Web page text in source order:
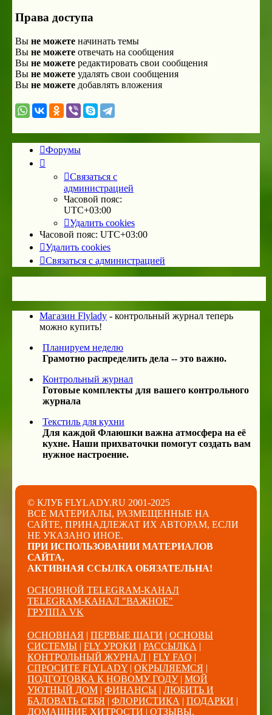
Права доступа
Вы не можете начинать темы
Вы не можете отвечать на сообщения
Вы не можете редактировать свои сообщения
Вы не можете удалять свои сообщения
Вы не можете добавлять вложения
Форумы
Связаться с
администрацией
Часовой пояс:
UTC+03:00
Удалить cookies
Часовой пояс: UTC+03:00
Удалить cookies
Связаться с администрацией
Магазин Flylady - контрольный журнал теперь
можно купить!
Планируем неделю
Грамотно распределить дела -- это важно.
Контрольный журнал
Готовые комплекты для вашего контрольного
журнала
Текстиль для кухни
Для каждой Флаюшки важна атмосфера на её
кухне. Наши прихваточки помогут создать вам
нужное настроение.
© КЛУБ FLYLADY.RU 2001-2025
ВСЕ МАТЕРИАЛЫ, РАЗМЕЩЕННЫЕ НА
САЙТЕ, ПРИНАДЛЕЖАТ ИХ АВТОРАМ, ЕСЛИ
НЕ УКАЗАНО ИНОЕ.
ПРИ ИСПОЛЬЗОВАНИИ МАТЕРИАЛОВ
САЙТА,
АКТИВНАЯ ССЫЛКА ОБЯЗАТЕЛЬНА!
ОСНОВНОЙ TELEGRAM-КАНАЛ
TELEGRAM-КАНАЛ "ВАЖНОЕ"
ГРУППА VK
ОСНОВНАЯ | ПЕРВЫЕ ШАГИ | ОСНОВЫ
СИСТЕМЫ | FLY УРОКИ | РАССЫЛКА |
КОНТРОЛЬНЫЙ ЖУРНАЛ | FLY FAQ |
СПРОСИТЕ FLYLADY | ОКРЫЛЯЕМСЯ |
ПОДГОТОВКА К НОВОМУ ГОДУ| МОЙ
УЮТНЫЙ ДОМ | ФИНАНСЫ | ЛЮБИТЬ И
БАЛОВАТЬ СЕБЯ | ФЛОРИСТИКА | ПОДАРКИ |
ДОМАШНИЕ ХИТРОСТИ | ОТЗЫВЫ,